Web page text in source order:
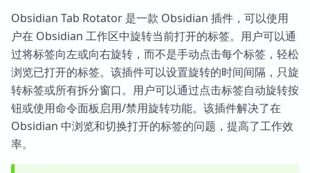
Obsidian Tab Rotator 是一款 Obsidian 插件，可以使用
户在 Obsidian 工作区中旋转当前打开的标签。用户可以通
过将标签向左或向右旋转，而不是手动点击每个标签，轻松
浏览已打开的标签。该插件可以设置旋转的时间间隔，只旋
转标签或所有拆分窗口。用户可以通过点击标签自动旋转按
钮或使用命令面板启用/禁用旋转功能。该插件解决了在
Obsidian 中浏览和切换打开的标签的问题，提高了工作效
率。